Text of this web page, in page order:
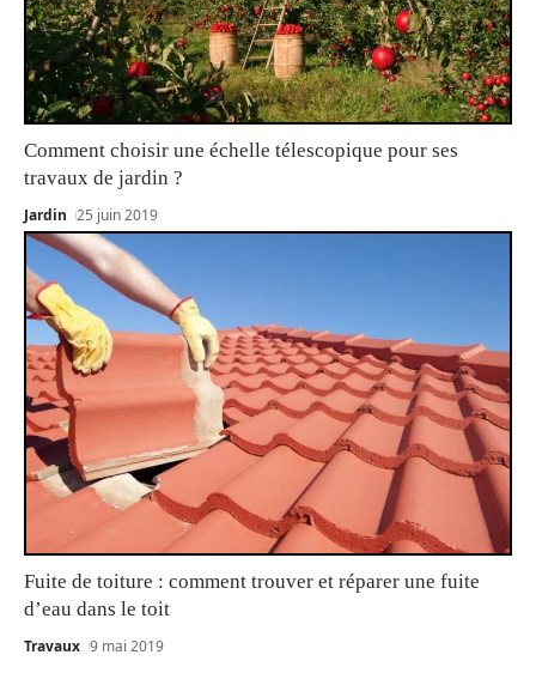
Comment choisir une échelle télescopique pour ses
travaux de jardin ?
Jardin 25 juin 2019
Fuite de toiture : comment trouver et réparer une fuite
d’eau dans le toit
Travaux 9 mai 2019